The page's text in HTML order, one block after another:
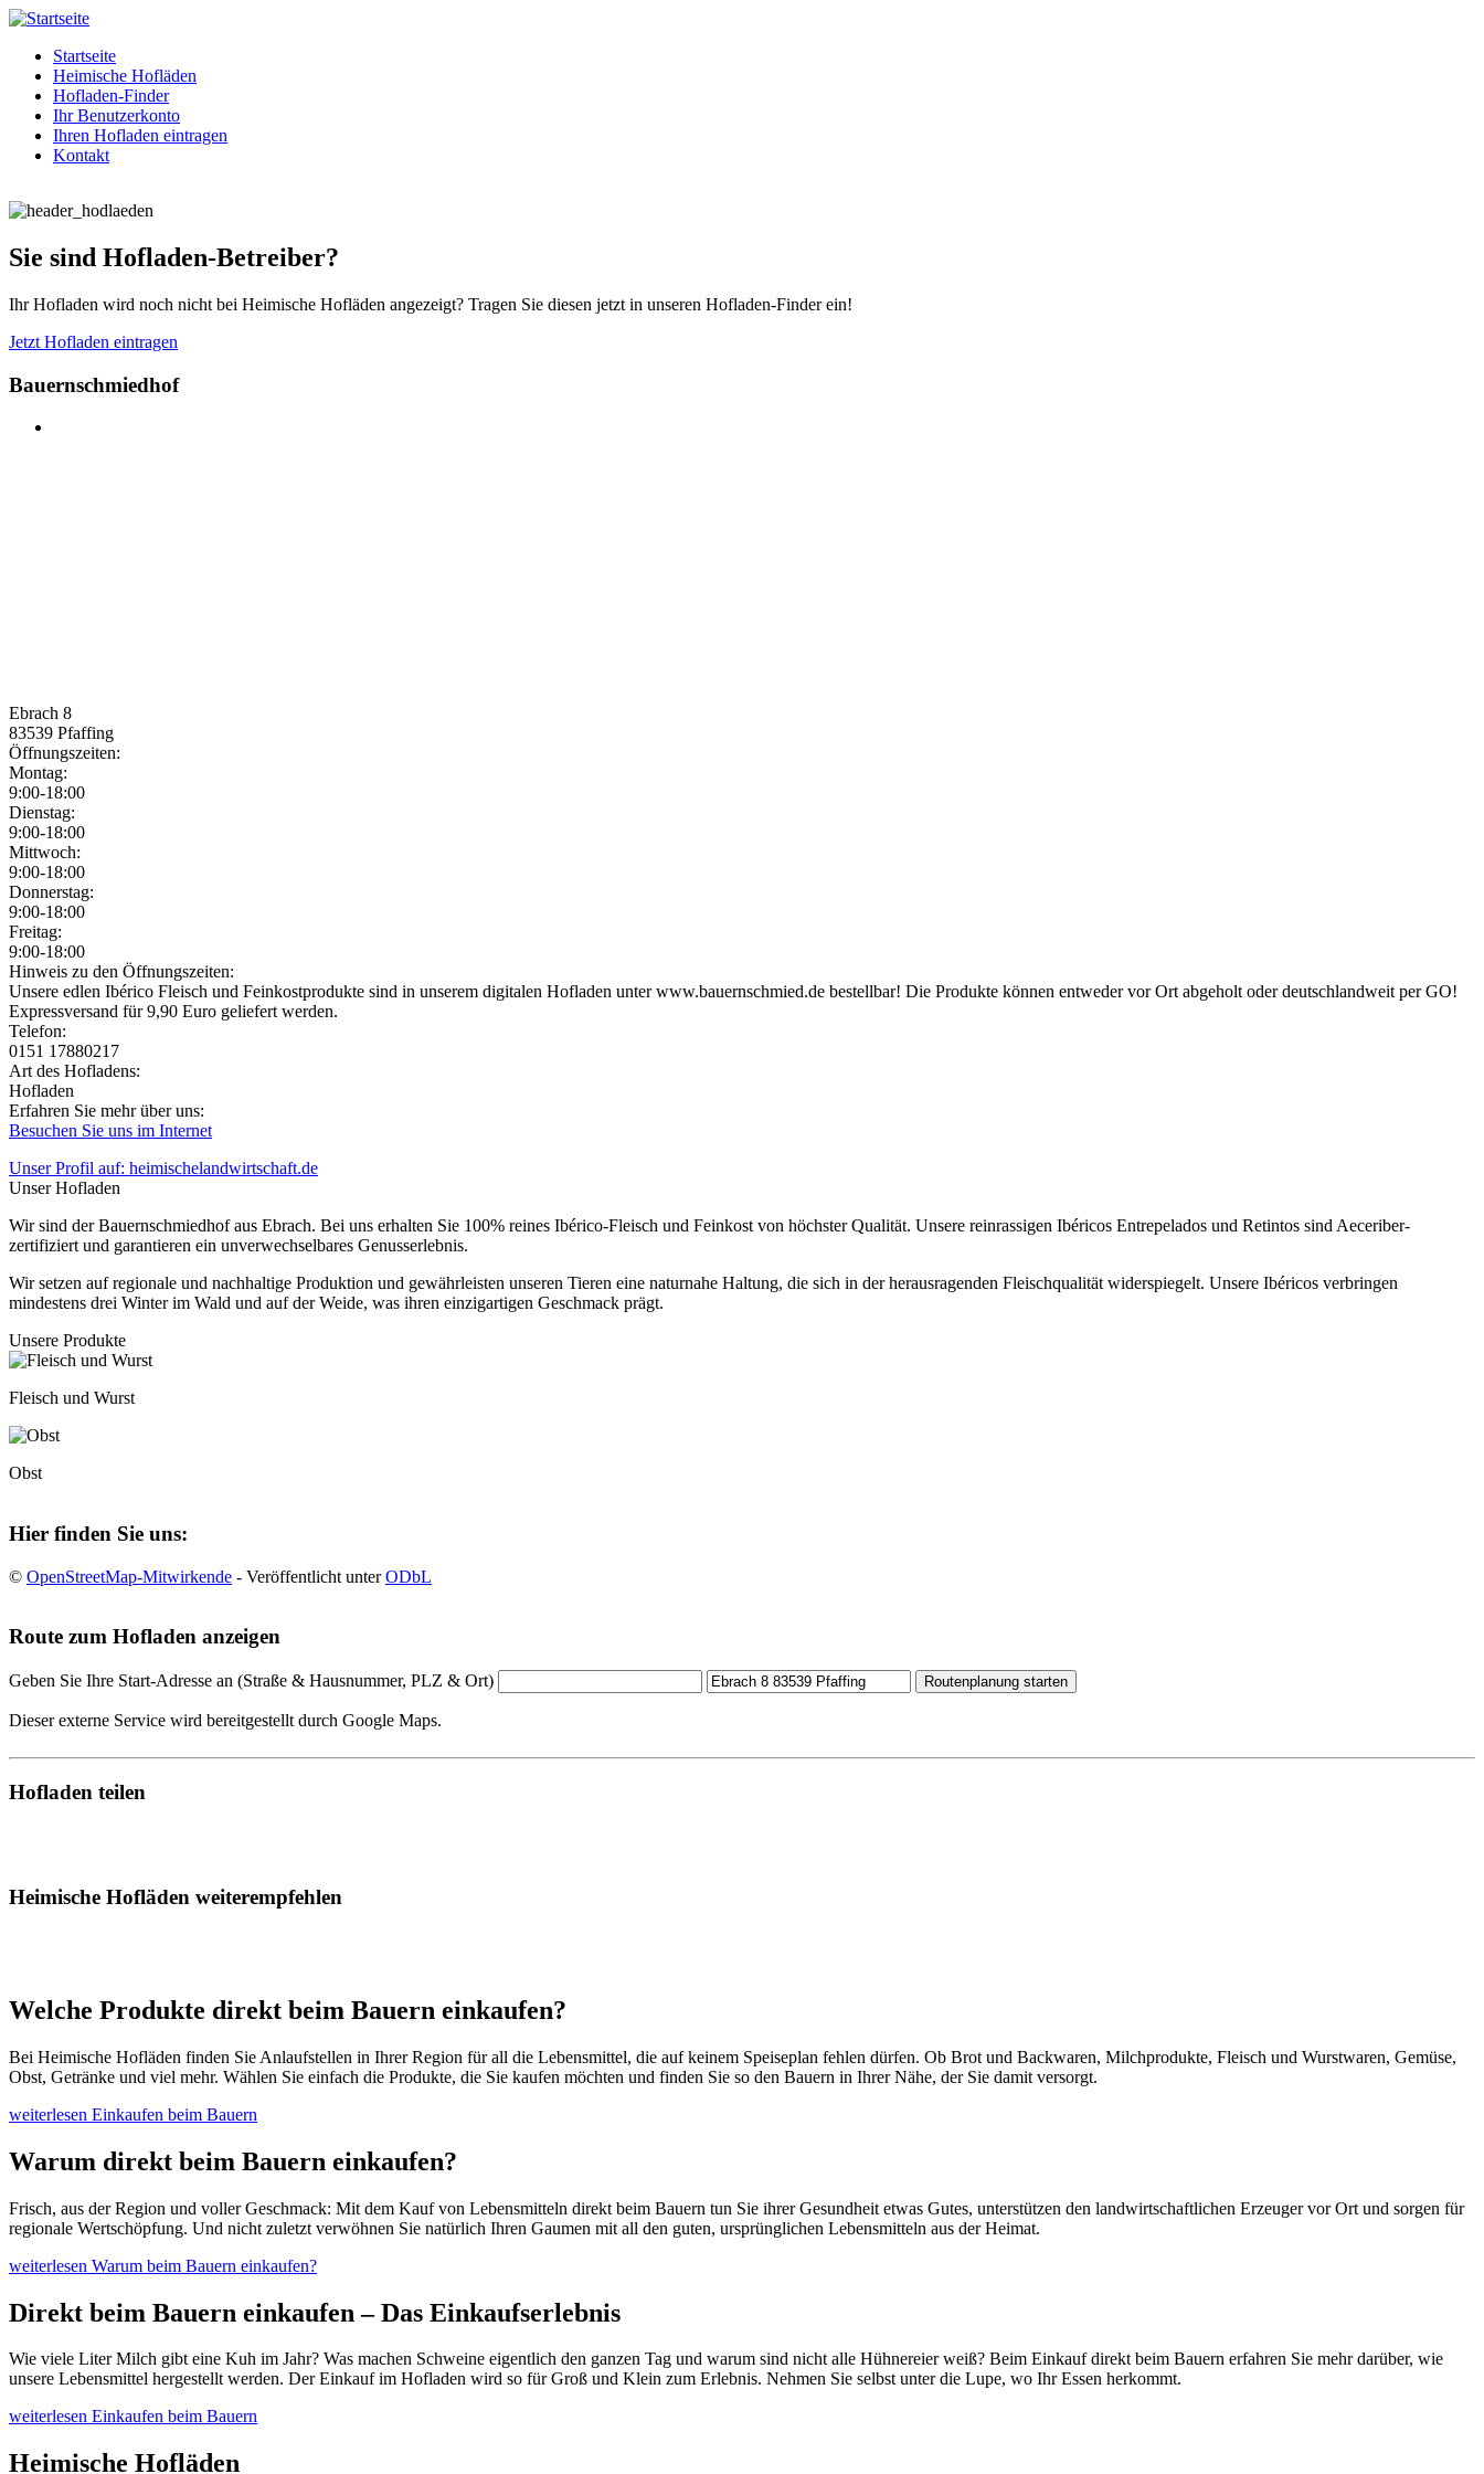
Startseite
Heimische Hofläden
Hofladen-Finder
Ihr Benutzerkonto
Ihren Hofladen eintragen
Kontakt
Sie sind Hofladen-Betreiber?
Ihr Hofladen wird noch nicht bei Heimische Hofläden angezeigt? Tragen Sie diesen jetzt in unseren Hofladen-Finder ein!
Jetzt Hofladen eintragen
Bauernschmiedhof
Ebrach 8
83539 Pfaffing
Öffnungszeiten:
Montag:
9:00-18:00
Dienstag:
9:00-18:00
Mittwoch:
9:00-18:00
Donnerstag:
9:00-18:00
Freitag:
9:00-18:00
Jetzt geöffnet!
Jetzt geschlossen!
Hinweis zu den Öffnungszeiten:
Unsere edlen Ibérico Fleisch und Feinkostprodukte sind in unserem digitalen Hofladen unter www.bauernschmied.de bestellbar! Die Produkte können entweder vor Ort abgeholt oder deutschlandweit per GO!
Expressversand für 9,90 Euro geliefert werden.
Telefon:
0151 17880217
Art des Hofladens:
Hofladen
Erfahren Sie mehr über uns:
Besuchen Sie uns im Internet
Unser Profil auf: heimischelandwirtschaft.de
Unser Hofladen
Wir sind der Bauernschmiedhof aus Ebrach. Bei uns erhalten Sie 100% reines Ibérico-Fleisch und Feinkost von höchster Qualität. Unsere reinrassigen Ibéricos Entrepelados und Retintos sind Aeceriber-
zertifiziert und garantieren ein unverwechselbares Genusserlebnis.
Wir setzen auf regionale und nachhaltige Produktion und gewährleisten unseren Tieren eine naturnahe Haltung, die sich in der herausragenden Fleischqualität widerspiegelt. Unsere Ibéricos verbringen
mindestens drei Winter im Wald und auf der Weide, was ihren einzigartigen Geschmack prägt.
Unsere Produkte
Fleisch und Wurst
Obst
Hier finden Sie uns:
© OpenStreetMap-Mitwirkende - Veröffentlicht unterODbL
Route zum Hofladen anzeigen
Geben Sie Ihre Start-Adresse an (Straße & Hausnummer, PLZ & Ort) Routenplanung starten
Dieser externe Service wird bereitgestellt durch Google Maps.
Hofladen teilen
Heimische Hofläden weiterempfehlen
Welche Produkte direkt beim Bauern einkaufen?
Bei Heimische Hofläden finden Sie Anlaufstellen in Ihrer Region für all die Lebensmittel, die auf keinem Speiseplan fehlen dürfen. Ob Brot und Backwaren, Milchprodukte, Fleisch und Wurstwaren, Gemüse,
Obst, Getränke und viel mehr. Wählen Sie einfach die Produkte, die Sie kaufen möchten und finden Sie so den Bauern in Ihrer Nähe, der Sie damit versorgt.
weiterlesen Einkaufen beim Bauern
Warum direkt beim Bauern einkaufen?
Frisch, aus der Region und voller Geschmack: Mit dem Kauf von Lebensmitteln direkt beim Bauern tun Sie ihrer Gesundheit etwas Gutes, unterstützen den landwirtschaftlichen Erzeuger vor Ort und sorgen für
regionale Wertschöpfung. Und nicht zuletzt verwöhnen Sie natürlich Ihren Gaumen mit all den guten, ursprünglichen Lebensmitteln aus der Heimat.
weiterlesen Warum beim Bauern einkaufen?
Direkt beim Bauern einkaufen – Das Einkaufserlebnis
Wie viele Liter Milch gibt eine Kuh im Jahr? Was machen Schweine eigentlich den ganzen Tag und warum sind nicht alle Hühnereier weiß? Beim Einkauf direkt beim Bauern erfahren Sie mehr darüber, wie
unsere Lebensmittel hergestellt werden. Der Einkauf im Hofladen wird so für Groß und Klein zum Erlebnis. Nehmen Sie selbst unter die Lupe, wo Ihr Essen herkommt.
weiterlesen Einkaufen beim Bauern
Heimische Hofläden